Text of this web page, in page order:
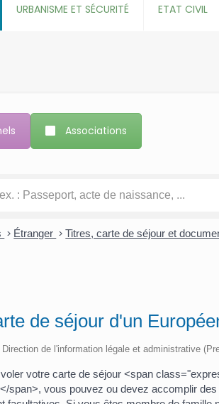
URBANISME ET SÉCURITÉ ETAT CIVIL
Associations
> Étranger > Titres, carte de séjour et
de séjour d'un
de l'information légale et administrative
votre carte de séjour <span
span>, vous pouvez ou devez accomplir